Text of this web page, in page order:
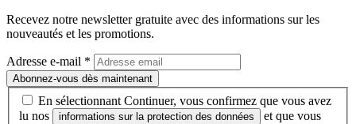
Recevez notre newsletter gratuite avec des informations sur les
nouveautés et les promotions.
Adresse e-mail *
Abonnez-vous dès maintenant
En sélectionnant Continuer, vous confirmez que vous avez
lu nos
informations sur la protection des données
et que vous